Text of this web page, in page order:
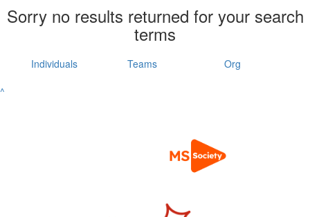
Sorry no results returned for your search
terms
Individuals Teams
Org
^